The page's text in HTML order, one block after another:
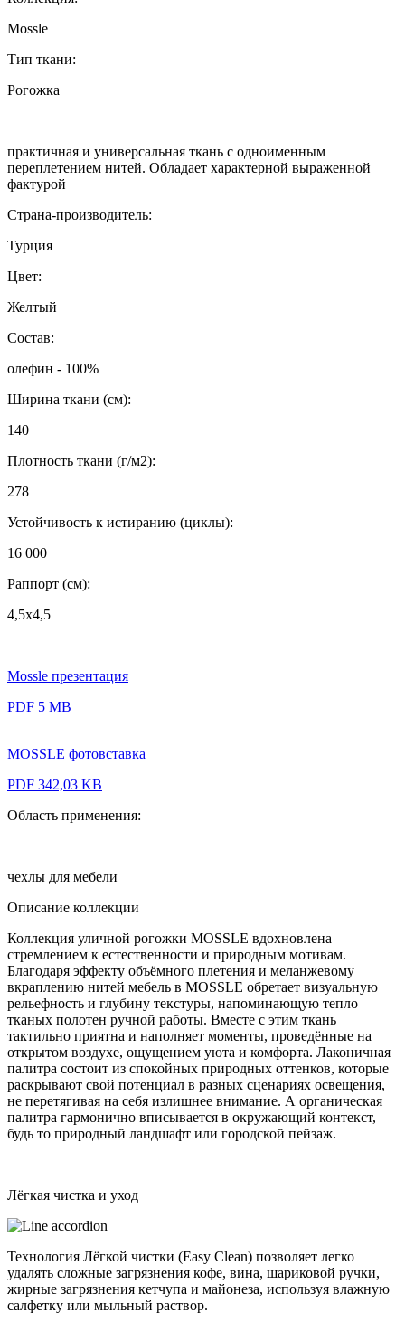
Mossle
Тип ткани:
Рогожка
практичная и универсальная ткань с одноименным
переплетением нитей. Обладает характерной выраженной
фактурой
Страна-производитель:
Турция
Цвет:
Желтый
Состав:
олефин - 100%
Ширина ткани (см):
140
Плотность ткани (г/м2):
278
Устойчивость к истиранию (циклы):
16 000
Раппорт (см):
4,5x4,5
Mossle презентация
PDF 5 MB
MOSSLE фотовставка
PDF 342,03 KB
Область применения:
чехлы для мебели
Описание коллекции
Коллекция уличной рогожки MOSSLE вдохновлена
стремлением к естественности и природным мотивам.
Благодаря эффекту объёмного плетения и меланжевому
вкраплению нитей мебель в MOSSLE обретает визуальную
рельефность и глубину текстуры, напоминающую тепло
тканых полотен ручной работы. Вместе с этим ткань
тактильно приятна и наполняет моменты, проведённые на
открытом воздухе, ощущением уюта и комфорта. Лаконичная
палитра состоит из спокойных природных оттенков, которые
раскрывают свой потенциал в разных сценариях освещения,
не перетягивая на себя излишнее внимание. А органическая
палитра гармонично вписывается в окружающий контекст,
будь то природный ландшафт или городской пейзаж.
Лёгкая чистка и уход
Технология Лёгкой чистки (Easy Clean) позволяет легко
удалять сложные загрязнения кофе, вина, шариковой ручки,
жирные загрязнения кетчупа и майонеза, используя влажную
салфетку или мыльный раствор.